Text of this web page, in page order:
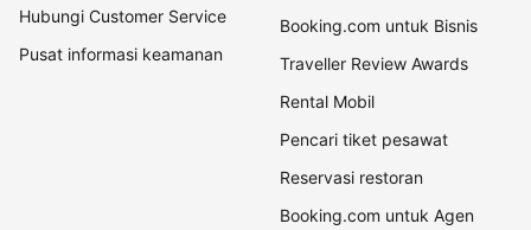
Hubungi Customer Service
Pusat informasi keamanan
Booking.com untuk Bisnis
Traveller Review Awards
Rental Mobil
Pencari tiket pesawat
Reservasi restoran
Booking.com untuk Agen